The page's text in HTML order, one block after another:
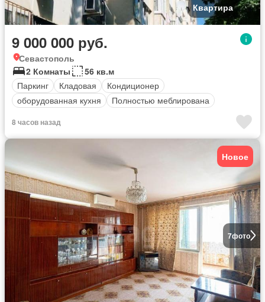
Квартира
9 000 000 руб.
Севастополь
2 Комнаты
56 кв.м
Паркинг
Кладовая
Кондиционер
оборудованная кухня
Полностью меблирована
8 часов назад
7фото
Новое